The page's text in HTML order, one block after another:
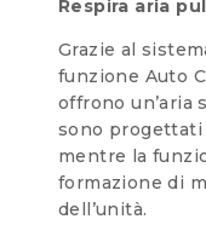
Respira aria
Grazie al
funzione Auto
offrono un’aria
sono
mentre la
formazione di
dell’unità.